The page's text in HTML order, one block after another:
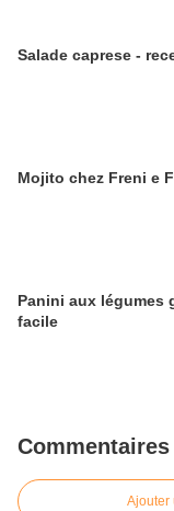
Salade caprese -
Mojito chez Freni e
Panini aux légumes
facile
Commentaires
Ajouter